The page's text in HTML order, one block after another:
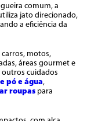
comum, a
jato direcionado,
a eficiência da
carros, motos,
áreas gourmet e
outros cuidados
pó e água,
roupas para